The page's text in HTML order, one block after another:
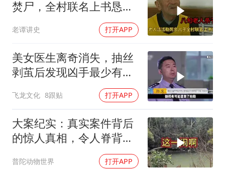
焚尸，全村联名上书恳求
轻判，得知缘由警察心疼
落泪
老谭讲史 打开APP
美女医生离奇消失，抽丝
剥茧后发现凶手最少有五
飞龙文化 8跟贴 打开APP
大案纪实：真实案件背后
的惊人真相，令人脊背发
普陀动物世界 打开APP